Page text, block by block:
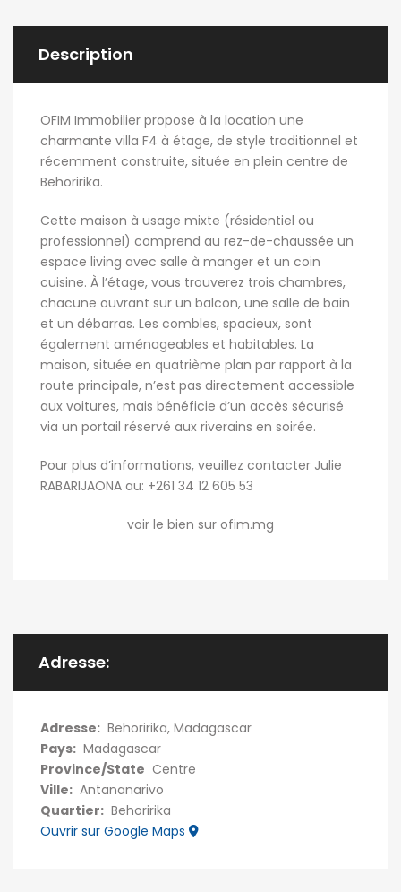
Description
OFIM Immobilier propose à la location une
charmante villa F4 à étage, de style traditionnel et
récemment construite, située en plein centre de
Behoririka.
Cette maison à usage mixte (résidentiel ou
professionnel) comprend au rez-de-chaussée un
espace living avec salle à manger et un coin
cuisine. À l’étage, vous trouverez trois chambres,
chacune ouvrant sur un balcon, une salle de bain
et un débarras. Les combles, spacieux, sont
également aménageables et habitables. La
maison, située en quatrième plan par rapport à la
route principale, n’est pas directement accessible
aux voitures, mais bénéficie d’un accès sécurisé
via un portail réservé aux riverains en soirée.
Pour plus d’informations, veuillez contacter Julie
RABARIJAONA au: +261 34 12 605 53
voir le bien sur ofim.mg
Adresse:
Adresse: Behoririka, Madagascar
Pays: Madagascar
Province/State Centre
Ville: Antananarivo
Quartier: Behoririka
Ouvrir sur Google Maps